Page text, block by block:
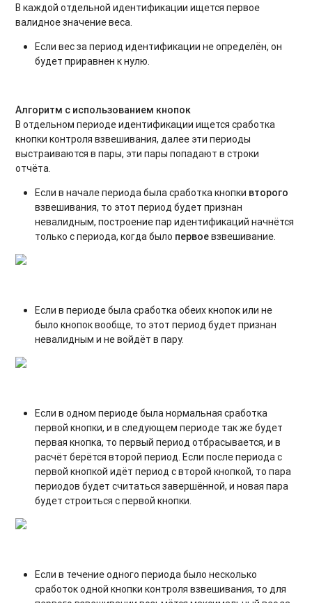
В каждой отдельной идентификации ищется первое
валидное значение веса.
Если вес за период идентификации не определён, он
будет приравнен к нулю.
Алгоритм с использованием кнопок
В отдельном периоде идентификации ищется сработка
кнопки контроля взвешивания, далее эти периоды
выстраиваются в пары, эти пары попадают в строки
отчёта.
Если в начале периода была сработка кнопки второго
взвешивания, то этот период будет признан
невалидным, построение пар идентификаций начнётся
только с периода, когда было первоевзвешивание.
Если в периоде была сработка обеих кнопок или не
было кнопок вообще, то этот период будет признан
невалидным и не войдёт в пару.
Если в одном периоде была нормальная сработка
первой кнопки, и в следующем периоде так же будет
первая кнопка, то первый период отбрасывается, и в
расчёт берётся второй период. Если после периода с
первой кнопкой идёт период с второй кнопкой, то пара
периодов будет считаться завершённой, и новая пара
будет строиться с первой кнопки.
Если в течение одного периода было несколько
сработок одной кнопки контроля взвешивания, то для